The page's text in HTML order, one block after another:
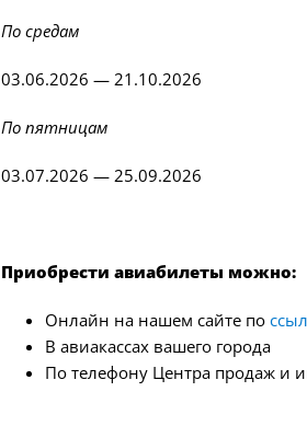
По средам
03.06.2026 — 21.10.2026
По пятницам
03.07.2026 — 25.09.2026
Приобрести авиабилеты можно:
Онлайн на нашем сайте по
В авиакассах вашего города
По телефону Центра продаж и